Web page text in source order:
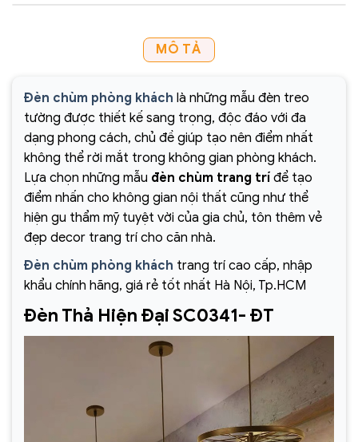
MÔ TẢ
Đèn chùm phòng khách là những mẫu đèn treo
tường được thiết kế sang trọng, độc đáo với đa
dạng phong cách, chủ đề giúp tạo nên điểm nhất
không thể rời mắt trong không gian phòng khách.
Lựa chọn những mẫu đèn chùm trang trí để tạo
điểm nhấn cho không gian nội thất cũng như thể
hiện gu thẩm mỹ tuyệt vời của gia chủ, tôn thêm vẻ
đẹp decor trang trí cho căn nhà.
Đèn chùm phòng khách trang trí cao cấp, nhập
khẩu chính hãng, giá rẻ tốt nhất Hà Nội, Tp.HCM
Đèn Thả Hiện Đại SC0341- ĐT